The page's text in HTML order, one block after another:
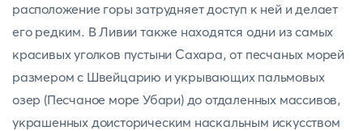
расположение горы затрудняет доступ к ней и делает
его редким. В Ливии также находятся одни из самых
красивых уголков пустыни Сахара, от песчаных морей
размером с Швейцарию и укрывающих пальмовых
озер (Песчаное море Убари) до отдаленных массивов,
украшенных доисторическим наскальным искусством